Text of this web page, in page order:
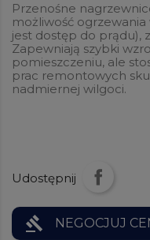
Przenośne
możliwość
jest dostęp do prądu),
Zapewniają szybki
pomieszczeniu, ale
prac remontowych
nadmiernej wilgoci.
Udostępnij
gavel NEGOCJUJ